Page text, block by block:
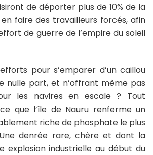
de déporter plus de 10% de la
faire des travailleurs forcés, afin
de guerre de l’empire du soleil
pour s’emparer d’un caillou
nulle part, et n’offrant même pas
les navires en escale ? Tout
que l’île de Nauru renferme un
riche de phosphate le plus
denrée rare, chère et dont la
explosion industrielle au début du